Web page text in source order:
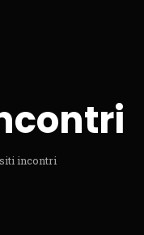
incontri